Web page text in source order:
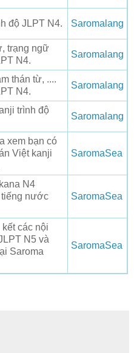
độ JLPT N4. Saromalang
trạng ngữ
N4.
Saromalang
thán từ, ....
N4.
Saromalang
trình độ
Saromalang
xem bạn có
Việt kanji
SaromaSea
N4
tiếng nước
SaromaSea
kết các nội
N5 và
Saroma
SaromaSea